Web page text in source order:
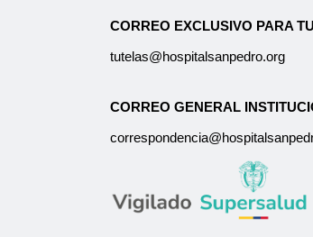
CORREO EXCLUSIVO PARA
tutelas@hospitalsanpedro.org
CORREO GENERAL